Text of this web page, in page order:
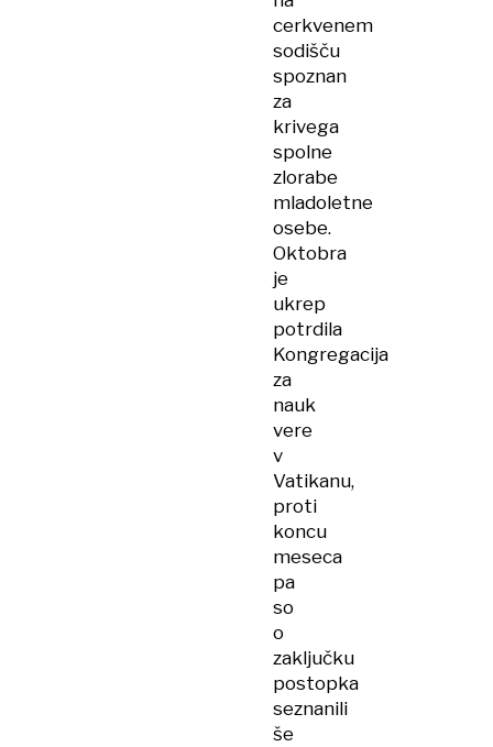
cerkvenem
sodišču
spoznan
za
krivega
spolne
zlorabe
mladoletne
osebe.
Oktobra
je
ukrep
potrdila
Kongregacija
za
nauk
vere
v
Vatikanu,
proti
koncu
meseca
pa
so
o
zaključku
postopka
seznanili
še